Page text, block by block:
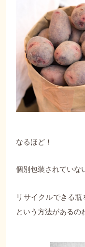
なるほど！
個別包装されていな
リサイクルできる
という方法があるの